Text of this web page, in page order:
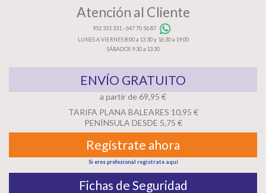
Atención al Cliente
952 331 331 -647 70 56 87
LUNES A VIERNES 8:00 a 13:30 y 16:30 a 19:00
SÁBADOS 9:30 a 13:30
ENVÍO GRATUITO
a partir de 69,95 €
TARIFA PLANA BALEARES 10,95 €
PENÍNSULA DESDE 5,75 €
Regístrate ahora
Si eres profesional registrate aquí
Fichas de Seguridad